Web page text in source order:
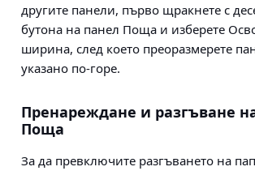
другите панели, първо щракнете с
бутона на панел Поща и изберете
ширина, след което преоразмерете
указано по-горе.
Пренареждане и разгъване
Поща
За да превключите разгъването на